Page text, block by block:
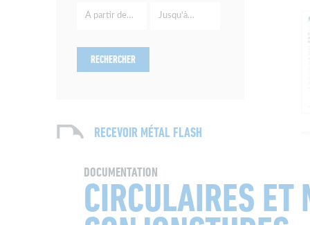
DOCUMENTATION
CIRCULAIRES ET
RECEVOIR MÉTAL FLASH
J’autorise Cesame à collecter mon